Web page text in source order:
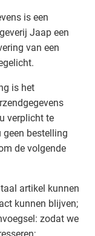
is een
Jaap een
van een
is het
verplicht te
geen bestelling
de volgende
artikel kunnen
kunnen blijven;
zodat we